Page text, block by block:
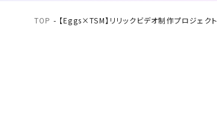
TOP - 【Eggs×TSM】リリックビデオ制作プロジェクト